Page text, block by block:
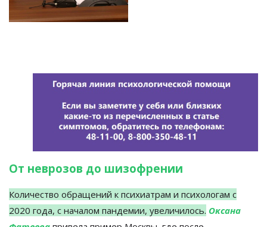
От неврозов до шизофрении
Количество обращений к психиатрам и психологам с
2020 года, с началом пандемии, увеличилось. Оксана